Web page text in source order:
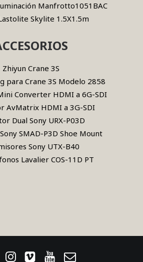
Manfrotto1051BAC
Skylite 1.5X1.5m
Zhiyun Crane 3S
para Crane 3S Modelo 2858
Converter HDMI a 6G-SDI
AvMatrix HDMI a 3G-SDI
Dual Sony URX-P03D
SMAD-P3D Shoe Mount
Sony UTX-B40
Lavalier COS-11D PT